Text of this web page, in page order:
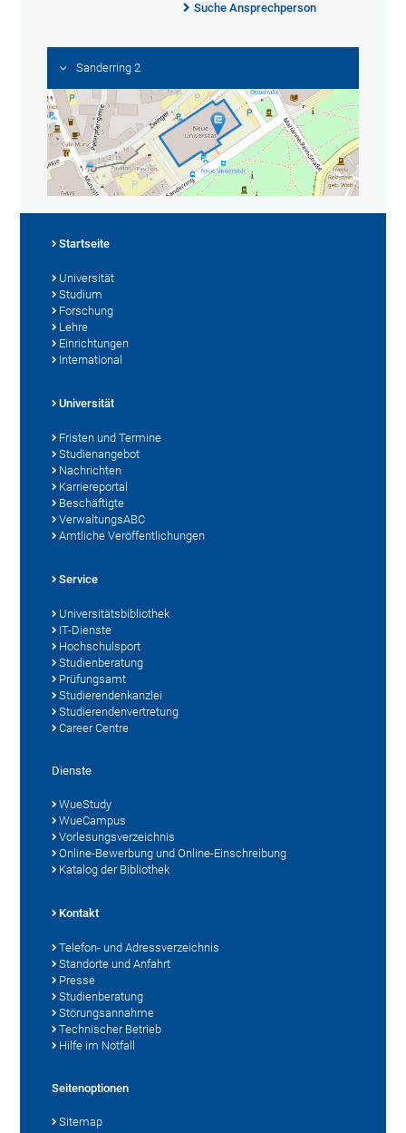
Suche Ansprechperson
Sanderring 2
Startseite
Universität
Studium
Forschung
Lehre
Einrichtungen
International
Universität
Fristen und Termine
Studienangebot
Nachrichten
Karriereportal
Beschäftigte
VerwaltungsABC
Amtliche Veröffentlichungen
Service
Universitätsbibliothek
IT-Dienste
Hochschulsport
Studienberatung
Prüfungsamt
Studierendenkanzlei
Studierendenvertretung
Career Centre
Dienste
WueStudy
WueCampus
Vorlesungsverzeichnis
Online-Bewerbung und Online-Einschreibung
Katalog der Bibliothek
Kontakt
Telefon- und Adressverzeichnis
Standorte und Anfahrt
Presse
Studienberatung
Störungsannahme
Technischer Betrieb
Hilfe im Notfall
Seitenoptionen
Sitemap